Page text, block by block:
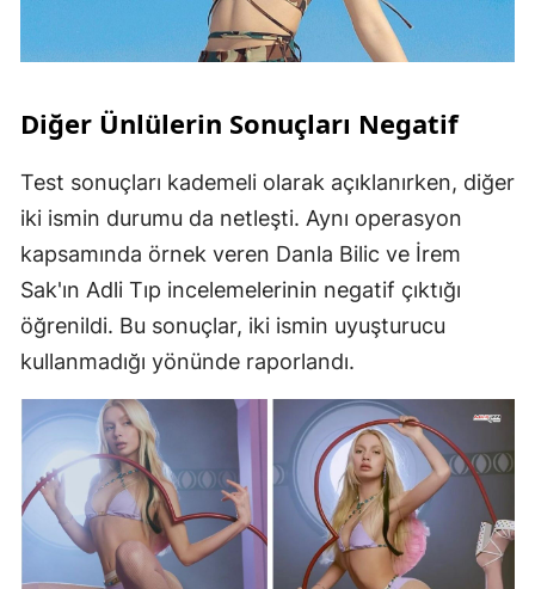
Diğer Ünlülerin Sonuçları Negatif
Test sonuçları kademeli olarak açıklanırken, diğer
iki ismin durumu da netleşti. Aynı operasyon
kapsamında örnek veren Danla Bilic ve İrem
Sak'ın Adli Tıp incelemelerinin negatif çıktığı
öğrenildi. Bu sonuçlar, iki ismin uyuşturucu
kullanmadığı yönünde raporlandı.